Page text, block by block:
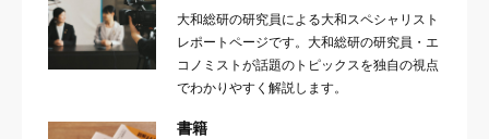
大和総研の研究員による大和スペシャリスト
レポートページです。大和総研の研究員・エ
コノミストが話題のトピックスを独自の視点
でわかりやすく解説します。
書籍